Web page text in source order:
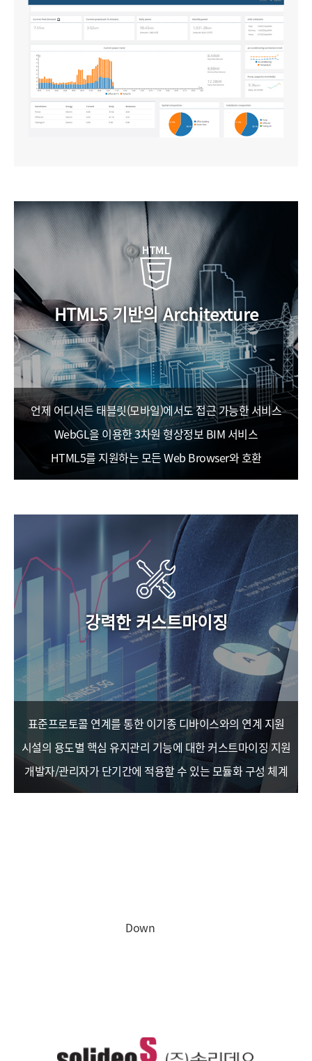
HTML5 기반의 Architexture
언제 어디서든 태블릿(모바일)에서도 접근 가능한 서비스
WebGL을 이용한 3차원 형상정보 BIM 서비스
HTML5를 지원하는 모든 Web Browser와 호환
강력한 커스트마이징
표준프로토콜 연계를 통한 이기종 디바이스와의 연계 지원
시설의 용도별 핵심 유지관리 기능에 대한 커스트마이징 지원
개발자/관리자가 단기간에 적용할 수 있는 모듈화 구성 체계
Down